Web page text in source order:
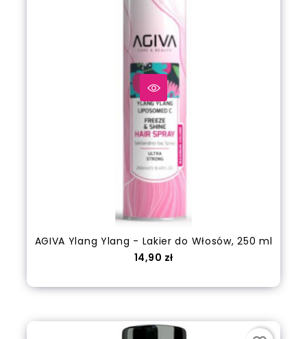
AGIVA Ylang Ylang - Lakier do Włosów, 250 ml
Cena
14,90 zł